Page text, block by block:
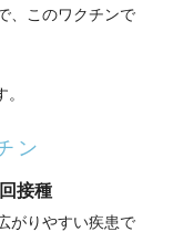
、このワクチンで
ン
接種
がりやすい疾患で